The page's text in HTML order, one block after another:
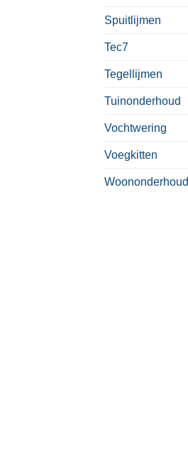
Spuitlijmen
Tec7
Tegellijmen
Tuinonderhoud
Vochtwering
Voegkitten
Woononderhoud